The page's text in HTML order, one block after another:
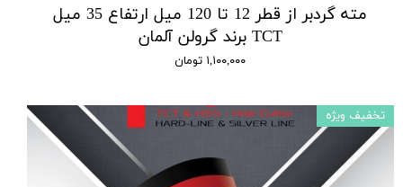
مته گردبر از قطر 12 تا 120 میل ارتفاع 35 میل
TCT برند گرولن آلمان
۱,۱۰۰,۰۰۰ تومان
تخفیف ویژه